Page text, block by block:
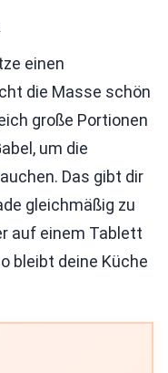
einen
die Masse schön
große Portionen
um die
Das gibt dir
gleichmäßig zu
auf einem Tablett
bleibt deine Küche